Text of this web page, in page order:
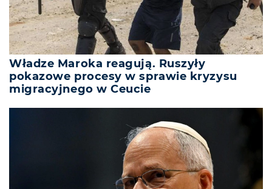
Władze Maroka reagują. Ruszyły
pokazowe procesy w sprawie kryzysu
migracyjnego w Ceucie